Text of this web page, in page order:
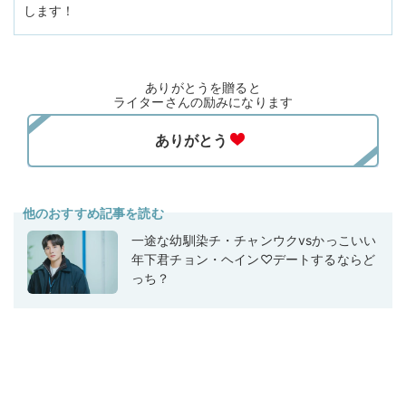
します！
ありがとうを贈ると
ライターさんの励みになります
他のおすすめ記事を読む
一途な幼馴染チ・チャンウクvsかっこいい
年下君チョン・ヘイン♡デートするならど
っち？